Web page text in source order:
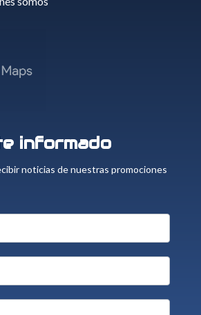
informado
noticias de nuestras promociones